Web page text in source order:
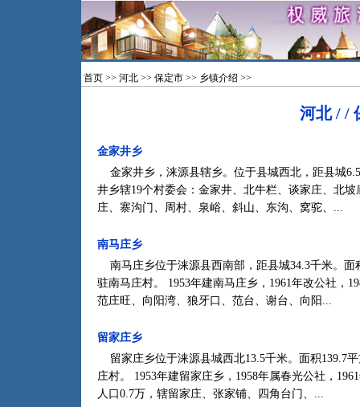
首页 >> 河北 >> 保定市 >> 乡镇介绍 >>
河北 / /
金家井乡
金家井乡，涞源县辖乡。位于县城西北，距县城
井乡辖19个村委会：金家井、北牛栏、谈家庄、北
庄、寨沟门、周村、泉峪、斜山、东沟、窝驼、...
南马庄乡
南马庄乡位于涞源县西南部，距县城34.3千米。面
驻南马庄村。 1953年建南马庄乡，1961年改公社，
范庄旺、向阳湾、狼牙口、范台、谢台、向阳...
留家庄乡
留家庄乡位于涞源县城西北13.5千米。面积139.7
庄村。 1953年建留家庄乡，1958年属春光公社，
人口0.7万，辖留家庄、张家铺、四角台门、...